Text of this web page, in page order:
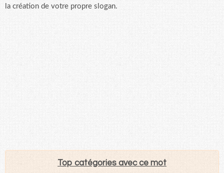
la création de votre propre slogan.
Top catégories avec ce mot